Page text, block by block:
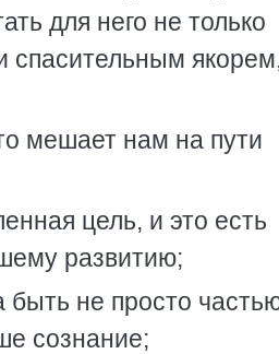
для него не только
спасительным
мешает нам на пути
цель, и это есть
развитию;
быть не просто
сознание;